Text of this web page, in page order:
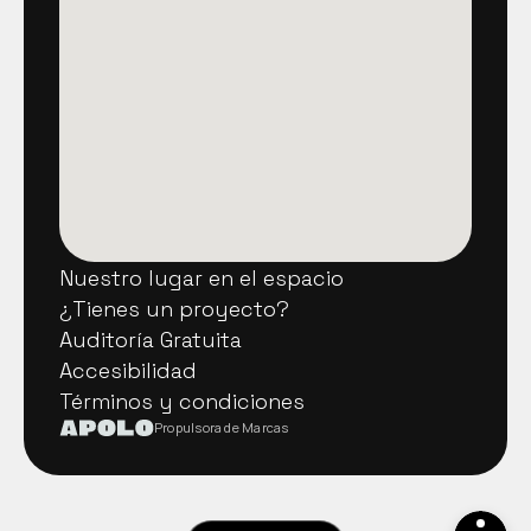
Nuestro lugar en el espacio
Nuestro lugar en el espacio
¿Tienes un proyecto?
¿Tienes un proyecto?
Accesibilidad
Accesibilidad
Términos y condiciones
Términos y condiciones
Auditoría Gratuita
Auditoría Gratuita
Propulsora de Marcas